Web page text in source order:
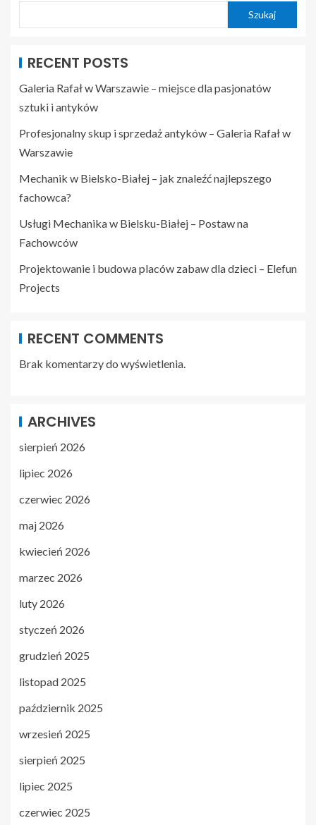
Szukaj
RECENT POSTS
Galeria Rafał w Warszawie – miejsce dla pasjonatów
sztuki i antyków
Profesjonalny skup i sprzedaż antyków – Galeria Rafał w
Warszawie
Mechanik w Bielsko-Białej – jak znaleźć najlepszego
fachowca?
Usługi Mechanika w Bielsku-Białej – Postaw na
Fachowców
Projektowanie i budowa placów zabaw dla dzieci – Elefun
Projects
RECENT COMMENTS
Brak komentarzy do wyświetlenia.
ARCHIVES
sierpień 2026
lipiec 2026
czerwiec 2026
maj 2026
kwiecień 2026
marzec 2026
luty 2026
styczeń 2026
grudzień 2025
listopad 2025
październik 2025
wrzesień 2025
sierpień 2025
lipiec 2025
czerwiec 2025